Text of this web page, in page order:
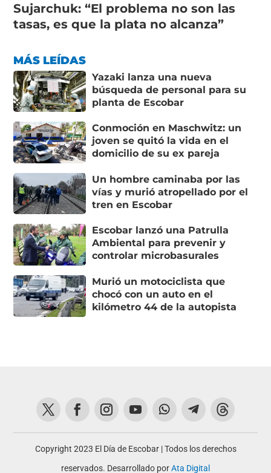
Sujarchuk: “El problema no son las
tasas, es que la plata no alcanza”
MÁS LEÍDAS
Yazaki lanza una nueva
búsqueda de personal para su
planta de Escobar
Conmoción en Maschwitz: un
joven se quitó la vida en el
domicilio de su ex pareja
Un hombre caminaba por las
vías y murió atropellado por el
tren en Escobar
Escobar lanzó una Patrulla
Ambiental para prevenir y
controlar microbasurales
Murió un motociclista que
chocó con un auto en el
kilómetro 44 de la autopista
Copyright 2023 El Día de Escobar | Todos los derechos
reservados. Desarrollado porAta Digital